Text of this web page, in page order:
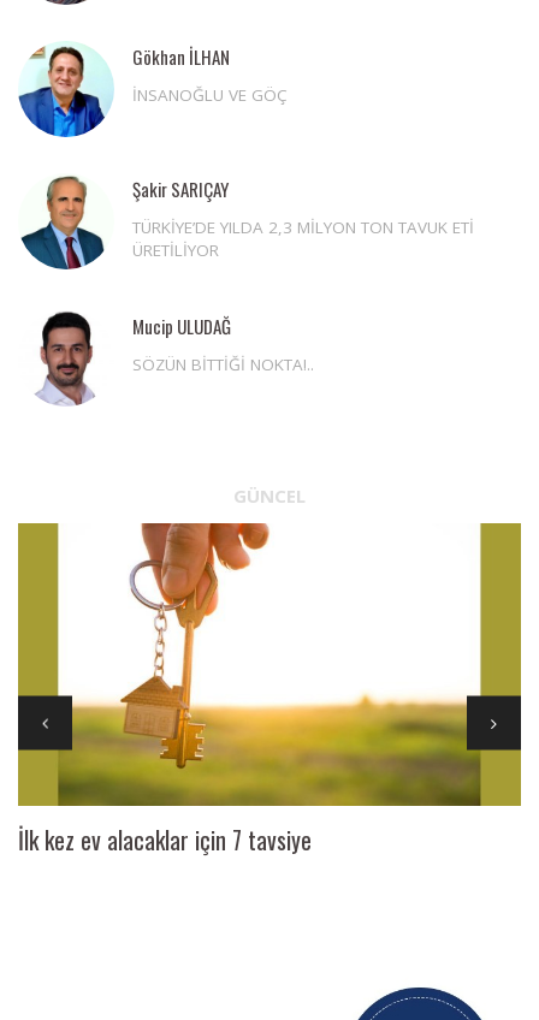
Gökhan İLHAN
İNSANOĞLU VE GÖÇ
Şakir SARIÇAY
TÜRKİYE’DE YILDA 2,3 MİLYON TON TAVUK ETİ
ÜRETİLİYOR
Mucip ULUDAĞ
SÖZÜN BİTTİĞİ NOKTA!..
GÜNCEL
İlk kez ev alacaklar için 7 tavsiye